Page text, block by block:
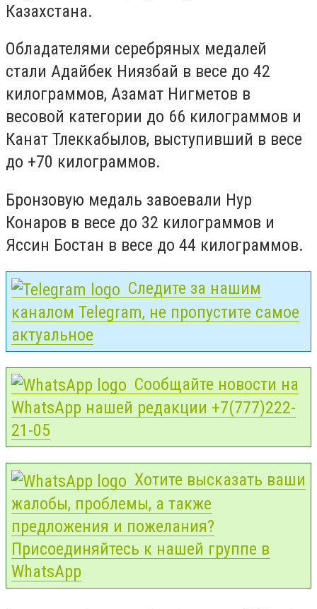
Казахстана.
Обладателями серебряных медалей
стали Адайбек Ниязбай в весе до 42
килограммов, Азамат Нигметов в
весовой категории до 66 килограммов и
Канат Тлеккабылов, выступивший в весе
до +70 килограммов.
Бронзовую медаль завоевали Нур
Конаров в весе до 32 килограммов и
Яссин Бостан в весе до 44 килограммов.
Следите за нашим
каналом Telegram, не пропустите самое
актуальное
Сообщайте новости на
WhatsApp нашей редакции +7(777)222-
21-05
Хотите высказать ваши
жалобы, проблемы, а также
предложения и пожелания?
Присоединяйтесь к нашей группе в
WhatsApp